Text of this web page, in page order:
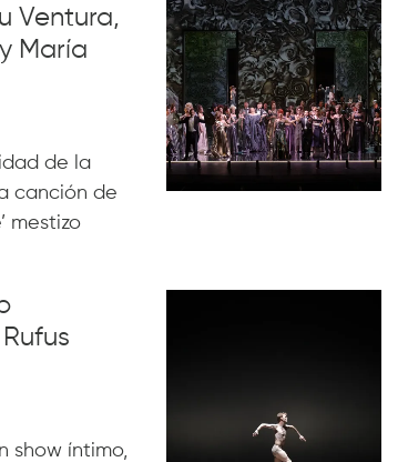
Ventura,
María
de la
canción de
mestizo
show íntimo,